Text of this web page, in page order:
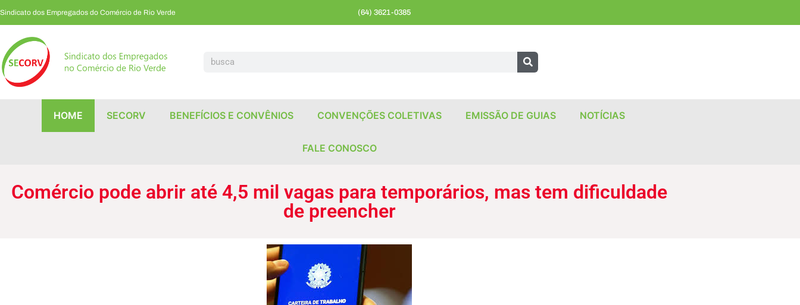
Sindicato dos Empregados do Comércio de Rio Verde (64) 3621-0385
HOME SECORV BENEFÍCIOS E CONVÊNIOS CONVENÇÕES COLETIVAS EMISSÃO DE GUIAS NOTÍCIAS
FALE CONOSCO
Comércio pode abrir até 4,5 mil vagas para temporários, mas tem dificuldade
de preencher